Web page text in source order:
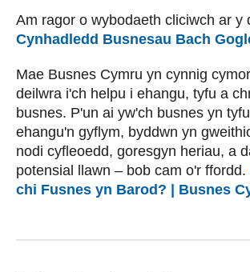
Am ragor o wybodaeth cliciwch ar y
Cynhadledd Busnesau Bach
Mae Busnes Cymru yn cynnig
deilwra i'ch helpu i ehangu, tyfu a
busnes. P'un ai yw'ch busnes yn
ehangu'n gyflym, byddwn yn
nodi cyfleoedd, goresgyn heriau, a
potensial llawn – bob cam o'r ffordd.
chi Fusnes yn Barod? | Busnes